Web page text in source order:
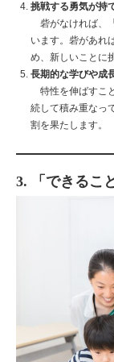
挑戦する勇気が持
砦がなければ、
います。砦があれ
め、新しいことに
長期的な学びや成
特性を伸ばすこ
続して積み重なっ
割を果たします。
3. 「できるこ